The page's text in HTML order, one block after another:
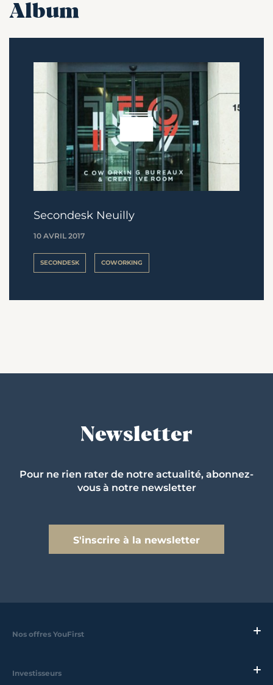
Album
Secondesk Neuilly
10 AVRIL 2017
SECONDESK COWORKING
Newsletter
Pour ne rien rater de notre actualité, abonnez-
vous à notre newsletter
S'inscrire à la newsletter
Nos offres YouFirst
Investisseurs